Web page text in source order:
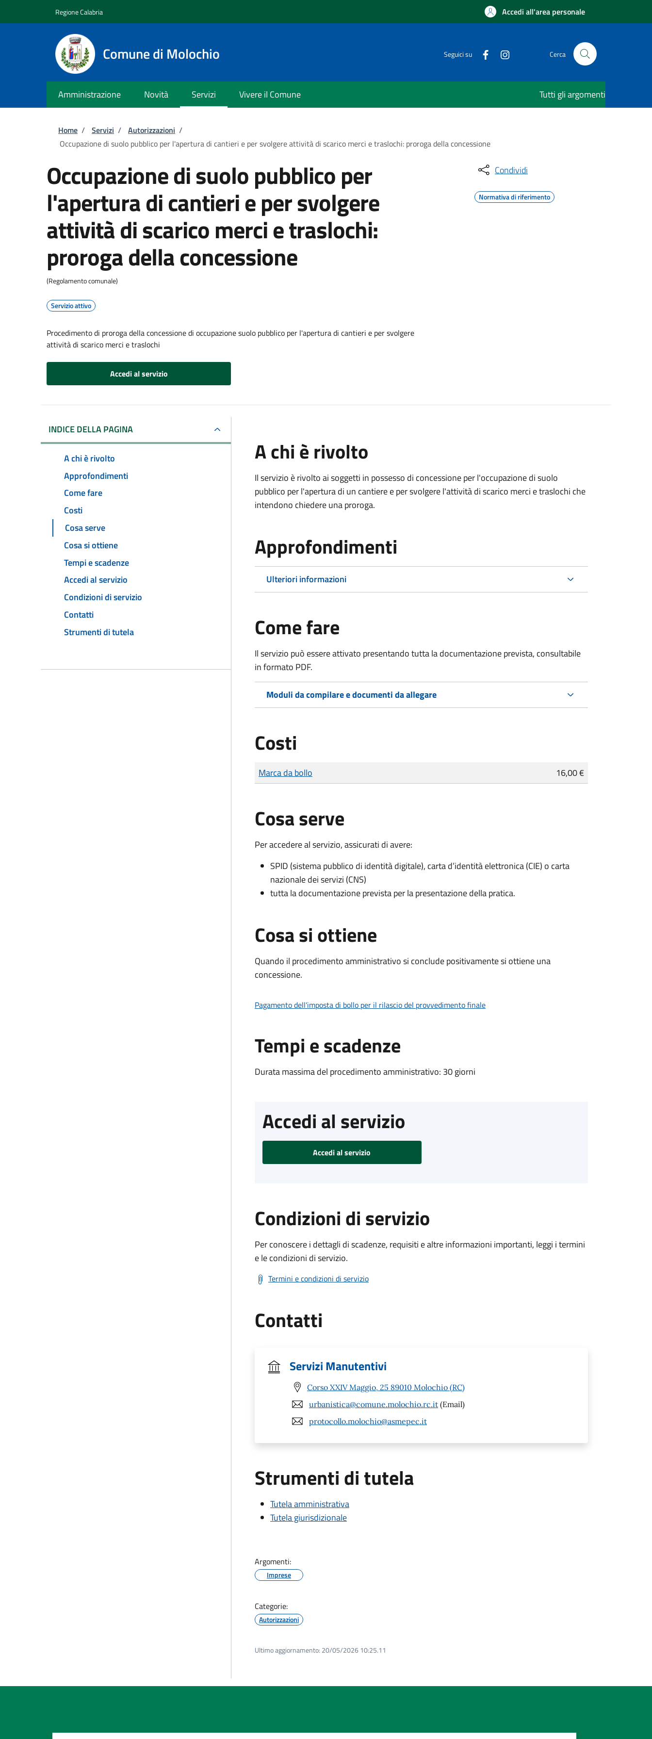
Regione Calabria Accedi all'area personale
Comune di Molochio Seguici su Cerca
Amministrazione Novità Servizi Vivere il Comune Tutti gli argomenti
Briciole di pane
Home / Servizi / Autorizzazioni /
Occupazione di suolo pubblico per l'apertura di cantieri e per svolgere attività di scarico merci e traslochi: proroga della concessione
Occupazione di suolo pubblico per
l'apertura di cantieri e per svolgere
attività di scarico merci e traslochi:
proroga della concessione
(Regolamento comunale)
Servizio attivo
Procedimento di proroga della concessione di occupazione suolo pubblico per l'apertura di cantieri e per svolgere
attività di scarico merci e traslochi
Accedi al servizio
Condividi
Normativa di riferimento
INDICE DELLA PAGINA
A chi è rivolto
Approfondimenti
Come fare
Costi
Cosa serve
Cosa si ottiene
Tempi e scadenze
Accedi al servizio
Condizioni di servizio
Contatti
Strumenti di tutela
A chi è rivolto
Il servizio è rivolto ai soggetti in possesso di concessione per l'occupazione di suolo
pubblico per l'apertura di un cantiere e per svolgere l'attività di scarico merci e traslochi che
intendono chiedere una proroga.
Approfondimenti
Ulteriori informazioni
Come fare
Il servizio può essere attivato presentando tutta la documentazione prevista, consultabile
in formato PDF.
Moduli da compilare e documenti da allegare
Costi
Tipo di pagamento
Importo
Marca da bollo 16,00 €
Cosa serve
Per accedere al servizio, assicurati di avere:
SPID (sistema pubblico di identità digitale), carta d’identità elettronica (CIE) o carta
nazionale dei servizi (CNS)
tutta la documentazione prevista per la presentazione della pratica.
Cosa si ottiene
Quando il procedimento amministrativo si conclude positivamente si ottiene una
concessione.
Pagamento dell'imposta di bollo per il rilascio del provvedimento finale
Tempi e scadenze
Durata massima del procedimento amministrativo: 30 giorni
Accedi al servizio
Accedi al servizio
Condizioni di servizio
Per conoscere i dettagli di scadenze, requisiti e altre informazioni importanti, leggi i termini
e le condizioni di servizio.
Termini e condizioni di servizio
Contatti
Servizi Manutentivi
Corso XXIV Maggio, 25 89010 Molochio (RC)
urbanistica@comune.molochio.rc.it (Email)
protocollo.molochio@asmepec.it
Strumenti di tutela
Tutela amministrativa
Tutela giurisdizionale
Argomenti:
Imprese
Categorie:
Autorizzazioni
Ultimo aggiornamento: 20/05/2026 10:25.11